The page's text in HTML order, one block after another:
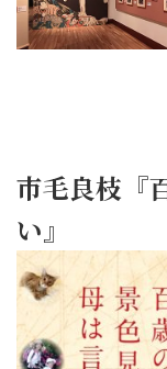
市毛良枝『
い』